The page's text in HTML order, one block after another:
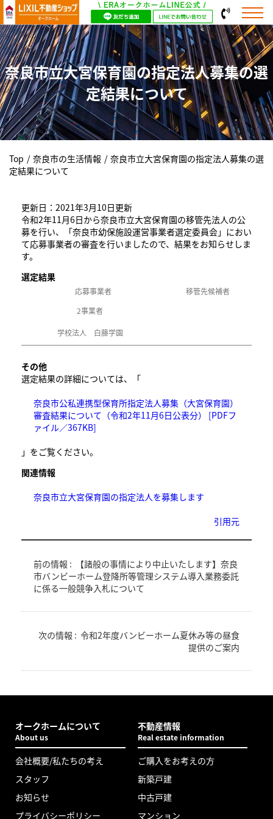
奈良市立大宮保育園の指定法人募集の選
定結果について
Top / 奈良市の生活情報 / 奈良市立大宮保育園の指定法人募集の選
定結果について
更新日：2021年3月10日更新
令和2年11月6日から奈良市立大宮保育園の移管先法人の公
募を行い、「奈良市幼保施設運営事業者選定委員会」におい
て応募事業者の審査を行いましたので、結果をお知らせしま
す。
選定結果
応募事業者
移管先候補者
2事業者
学校法人 白藤学園
その他
選定結果の詳細については、「
奈良市公私連携型保育所指定法人募集（大宮保育園）
審査結果について（令和2年11月6日公表分） [PDFフ
ァイル／367KB]
」をご覧ください。
関連情報
奈良市立大宮保育園の指定法人を募集します
引用元
前の情報 :
【諸般の事情により中止いたします】奈良
市バンビーホーム登降所等管理システム導入業務委託
に係る一般競争入札について
次の情報 : 令和2年度バンビーホーム夏休み等の昼食
提供のご案内
オークホームについて
About us
会社概要/私たちの考え
スタッフ
お知らせ
プライバシーポリシー
不動産情報
Real estate information
ご購入をお考えの方
新築戸建
中古戸建
マンション